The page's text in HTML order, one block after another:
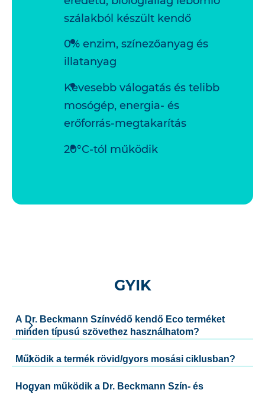
szálakból készült kendő
0% enzim, színezőanyag és
illatanyag
Kevesebb válogatás és telibb
mosógép, energia- és
erőforrás-megtakarítás
20°C-tól működik
GYIK
A Dr. Beckmann Színvédő kendő Eco terméket
minden típusú szövethez használhatom?
Működik a termék rövid/gyors mosási ciklusban?
Hogyan működik a Dr. Beckmann Szín- és